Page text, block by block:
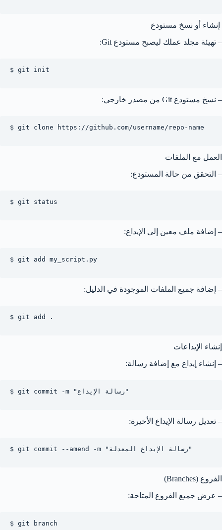
إنشاء أو نسخ مستودع
– تهيئة مجلد عملك ليصبح مستودع Git:
$ git init
– نسخ مستودع Git من مصدر خارجي:
$ git clone https://github.com/username/repo-name
العمل مع الملفات
– التحقق من حالة المستودع:
$ git status
– إضافة ملف معين إلى الإيداع:
$ git add my_script.py
– إضافة جميع الملفات الموجودة في الدليل:
$ git add .
إنشاء الإيداعات
– إنشاء إيداع مع إضافة رسالة:
$ git commit -m "رسالة الإيداع"
– تعديل رسالة الإيداع الأخيرة:
$ git commit --amend -m "رسالة الإيداع المعدلة"
الفروع (Branches)
– عرض جميع الفروع المتاحة:
$ git branch